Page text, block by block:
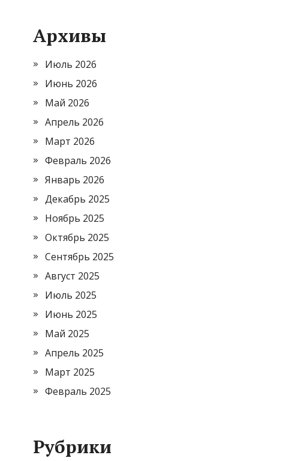
Архивы
Июль 2026
Июнь 2026
Май 2026
Апрель 2026
Март 2026
Февраль 2026
Январь 2026
Декабрь 2025
Ноябрь 2025
Октябрь 2025
Сентябрь 2025
Август 2025
Июль 2025
Июнь 2025
Май 2025
Апрель 2025
Март 2025
Февраль 2025
Рубрики